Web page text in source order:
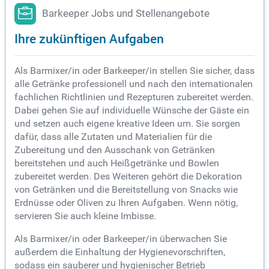
Barkeeper Jobs und Stellenangebote
Ihre zukünftigen Aufgaben
Als Barmixer/in oder Barkeeper/in stellen Sie sicher, dass
alle Getränke professionell und nach den internationalen
fachlichen Richtlinien und Rezepturen zubereitet werden.
Dabei gehen Sie auf individuelle Wünsche der Gäste ein
und setzen auch eigene kreative Ideen um. Sie sorgen
dafür, dass alle Zutaten und Materialien für die
Zubereitung und den Ausschank von Getränken
bereitstehen und auch Heißgetränke und Bowlen
zubereitet werden. Des Weiteren gehört die Dekoration
von Getränken und die Bereitstellung von Snacks wie
Erdnüsse oder Oliven zu Ihren Aufgaben. Wenn nötig,
servieren Sie auch kleine Imbisse.
Als Barmixer/in oder Barkeeper/in überwachen Sie
außerdem die Einhaltung der Hygienevorschriften,
sodass ein sauberer und hygienischer Betrieb